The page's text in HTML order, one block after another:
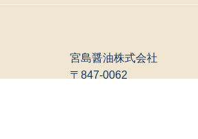
宮島醤油株式会社
〒847-0062